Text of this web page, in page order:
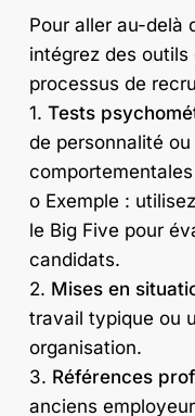
Pour aller au-delà
intégrez des outils
processus de
1. Tests
de personnalité
o Exemple :
le Big Five pour
candidats.
2. Mises en
travail typique ou
organisation.
3. Références
anciens